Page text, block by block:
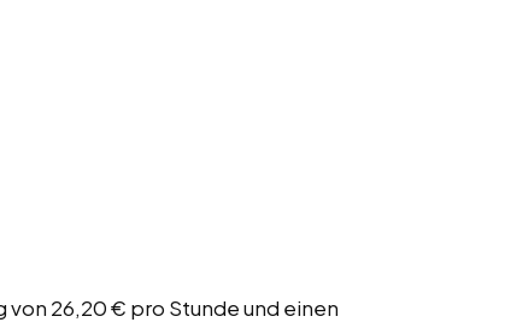
26,20 € pro Stunde und einen